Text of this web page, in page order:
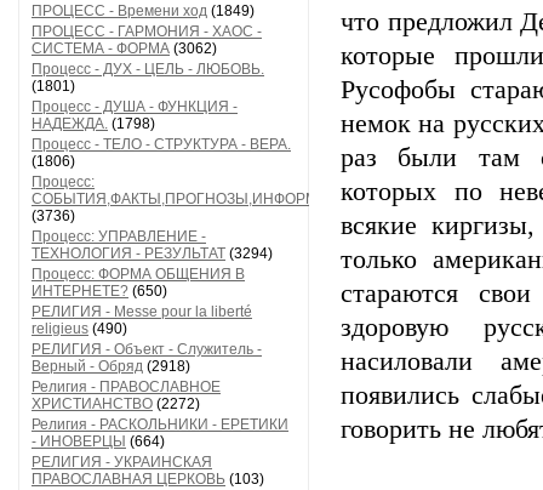
ПРОЦЕСС - Времени ход (1849)
ПРОЦЕСС - ГАРМОНИЯ - ХАОС -
СИСТЕМА - ФОРМА (3062)
Процесс - ДУХ - ЦЕЛЬ - ЛЮБОВЬ.
(1801)
Процесс - ДУША - ФУНКЦИЯ -
НАДЕЖДА. (1798)
Процесс - ТЕЛО - СТРУКТУРА - ВЕРА.
(1806)
Процесс:
СОБЫТИЯ,ФАКТЫ,ПРОГНОЗЫ,ИНФОРМАЦИЯ
(3736)
Процесс: УПРАВЛЕНИЕ -
ТЕХНОЛОГИЯ - РЕЗУЛЬТАТ (3294)
Процесс: ФОРМА ОБЩЕНИЯ В
ИНТЕРНЕТЕ? (650)
РЕЛИГИЯ - Messe pour la liberté
religieus (490)
РЕЛИГИЯ - Объект - Служитель -
Верный - Обряд (2918)
Религия - ПРАВОСЛАВНОЕ
ХРИСТИАНСТВО (2272)
Религия - РАСКОЛЬНИКИ - ЕРЕТИКИ
- ИНОВЕРЦЫ (664)
РЕЛИГИЯ - УКРАИНСКАЯ
ПРАВОСЛАВНАЯ ЦЕРКОВЬ (103)
что предложил
которые
Русофобы
немок на
раз были там
которых по
всякие
только
стараются
здоровую
насиловали
появились
говорить не